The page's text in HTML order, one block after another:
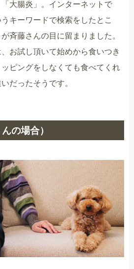
大腸炎」。インターネットで
うキーワードで検索をしたとこ
斉藤さんの目に留まりました。
お試し頂いて始めから食いつき
ピングをしなくても食べてくれ
だったそうです。
の場合）